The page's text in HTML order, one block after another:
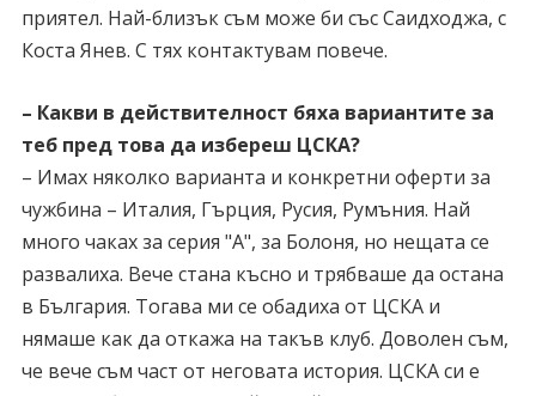
приятел. Най-близък съм може би със Саидходжа, с
Коста Янев. С тях контактувам повече.
– Какви в действителност бяха вариантите за
теб пред това да избереш ЦСКА?
– Имах няколко варианта и конкретни оферти за
чужбина – Италия, Гърция, Русия, Румъния. Най
много чаках за серия "А", за Болоня, но нещата се
развалиха. Вече стана късно и трябваше да остана
в България. Тогава ми се обадиха от ЦСКА и
нямаше как да откажа на такъв клуб. Доволен съм,
че вече съм част от неговата история. ЦСКА си е